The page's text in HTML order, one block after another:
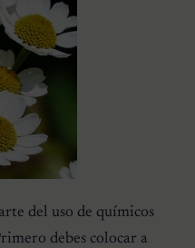
del uso de químicos
debes colocar a